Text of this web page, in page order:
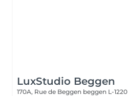
LuxStudio Beggen
170A, Rue de Beggen beggen L-1220